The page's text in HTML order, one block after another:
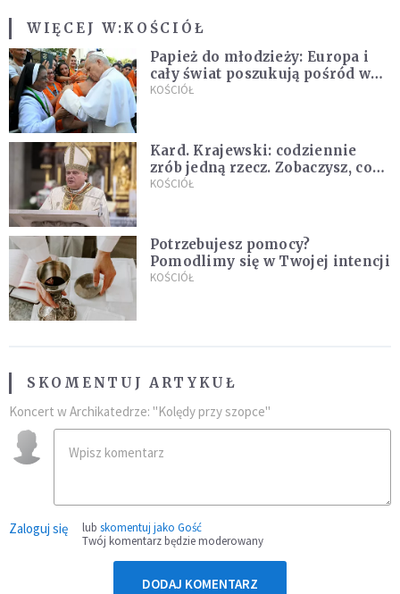
WIĘCEJ W:KOŚCIÓŁ
Papież do młodzieży: Europa i
cały świat poszukują pośród was
nowych świętych
KOŚCIÓŁ
Kard. Krajewski: codziennie
zrób jedną rzecz. Zobaczysz, co
stanie się z twoim życiem
KOŚCIÓŁ
Potrzebujesz pomocy?
Pomodlimy się w Twojej intencji
KOŚCIÓŁ
SKOMENTUJ ARTYKUŁ
Koncert w Archikatedrze: "Kolędy przy szopce"
Zaloguj się lub skomentuj jako Gość
Twój komentarz będzie moderowany
DODAJ KOMENTARZ